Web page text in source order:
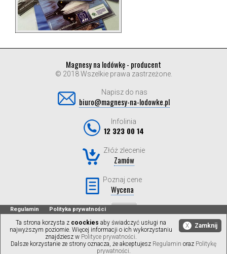
Magnesy na lodówkę - producent
© 2018 Wszelkie prawa zastrzeżone.
Napisz do nas
biuro@magnesy-na-lodowke.pl
Infolinia
12 323 00 14
Złóż zlecenie
Zamów
Poznaj cene
Wycena
Regulamin Polityka prywatności
X Zamknij
Ta strona korzysta z coockies aby świadczyć usługi na
najwyższym poziomie. Więcej informacji o ich wykorzystaniu
znajdziesz w Polityce prywatności.
Dalsze korzystanie ze strony oznacza, że akceptujesz Regulamin oraz Politykę
prywatności.